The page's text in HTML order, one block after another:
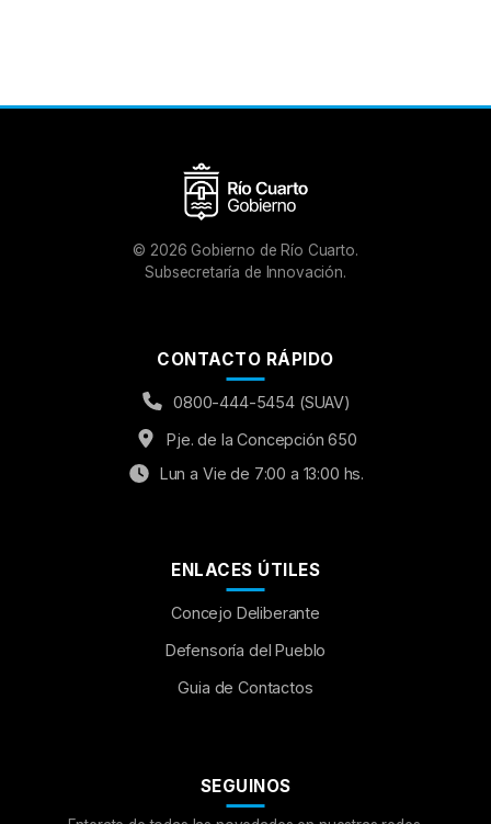
© 2026 Gobierno de Río Cuarto.
Subsecretaría de Innovación.
CONTACTO RÁPIDO
0800-444-5454 (SUAV)
Pje. de la Concepción 650
Lun a Vie de 7:00 a 13:00 hs.
ENLACES ÚTILES
Concejo Deliberante
Defensoría del Pueblo
Guia de Contactos
SEGUINOS
Aumentar Fuente
OFF
Leer al pasar el mouse